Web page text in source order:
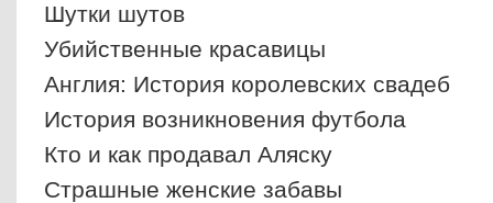
Шутки шутов
Убийственные красавицы
Англия: История королевских свадеб
История возникновения футбола
Кто и как продавал Аляску
Страшные женские забавы